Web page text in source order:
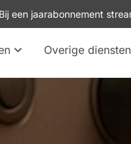
Bij een jaarabonnement
Overige diensten